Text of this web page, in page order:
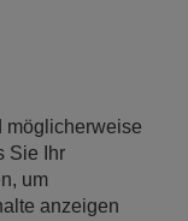
möglicherweise
Sie Ihr
um
anzeigen